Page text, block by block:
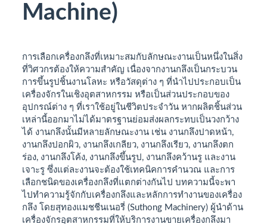
Machine)
การเลือกเครื่องกลึงที่เหมาะสมกับลักษณะงานเป็นหนึ่งในสิ่ง
ที่วิศวกรต้องให้ความสำคัญ เนื่องจากงานกลึงเป็นกระบวน
การขึ้นรูปชิ้นงานโลหะ หรือวัสดุต่าง ๆ ที่นำไปประกอบเป็น
เครื่องจักรในเชิงอุตสาหกรรม หรือเป็นส่วนประกอบของ
อุปกรณ์ต่าง ๆ ที่เราใช้อยู่ในชีวิตประจำวัน หากผลิตชิ้นส่วน
เหล่านี้ออกมาไม่ได้มาตรฐานย่อมส่งผลกระทบเป็นวงกว้าง
ได้ งานกลึงนั้นมีหลายลักษณะงาน เช่น งานกลึงปาดหน้า,
งานกลึงปอกผิว, งานกลึงเกลียว, งานกลึงเรียว, งานกลึงตก
ร่อง, งานกลึงโค้ง, งานกลึงขึ้นรูป,​ งานกลึงคว้านรู และงาน
เจาะรู ซึ่งแต่ละงานจะต้องใช้เทคนิคการคำนวณ และการ
เลือกชนิดของเครื่องกลึงที่แตกต่างกันไป บทความนี้จะพา
ไปทำความรู้จักกับเครื่องกลึงและหลักการทำงานของเครื่อง
กลึง โดยสุทองแมชชีนเนอรี่ (Suthong Machinery) ผู้นำด้าน
เครื่องจักรอุตสาหกรรมที่ให้บริการงานขายเครื่องกลึงมา